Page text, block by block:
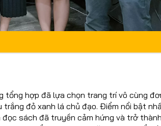
tổng hợp đã lựa chọn trang trí vô cùng
đỏ xanh lá chủ đạo. Điểm nổi bật
sách đã truyền cảm hứng và trở